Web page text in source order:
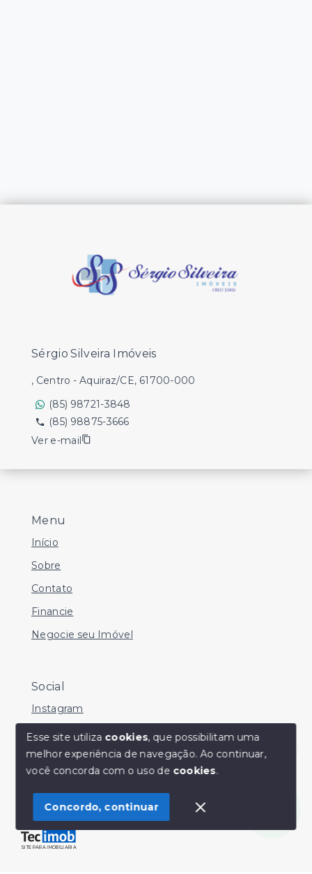
Olá! Estamos disponíveis para te ajudar.
Menu
Início
Sobre
Contato
Financie
Negocie seu Imóvel
Social
Instagram
Facebook
Youtube
© Copyright 2026 - Sérgio Silveira Imóveis - Todos os
direitos reservados
SITE PARA IMOBILIARIA
Sérgio Silveira Imóveis
, Centro - Aquiraz/CE, 61700-000
(85) 98721-3848
(85) 98875-3666
Ver e-mail
Esse site utiliza cookies, que possibilitam uma
melhor experiência de navegação.Ao continuar,
você concorda com o uso de cookies.
Concordo, continuar